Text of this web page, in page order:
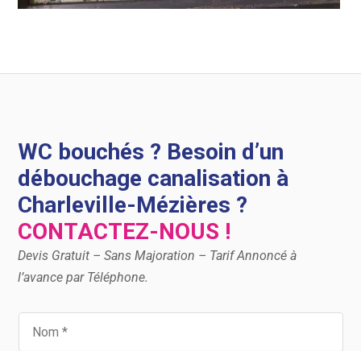
WC bouchés ? Besoin d’un
débouchage canalisation à
Charleville-Mézières ?
CONTACTEZ-NOUS !
Devis Gratuit – Sans Majoration – Tarif Annoncé à
l’avance par Téléphone.